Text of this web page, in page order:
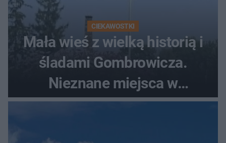
CIEKAWOSTKI
Mała wieś z wielką historią i
śladami Gombrowicza.
Nieznane miejsca w
Świętokrzyskiem